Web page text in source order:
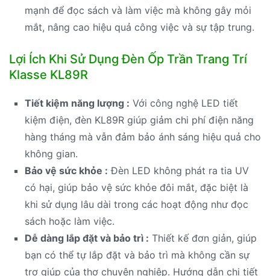
mạnh để đọc sách và làm việc mà không gây mỏi
mắt, nâng cao hiệu quả công việc và sự tập trung.
Lợi Ích Khi Sử Dụng Đèn Ốp Trần Trang Trí
Klasse KL89R
Tiết kiệm năng lượng : Với công nghệ LED tiết
kiệm điện, đèn KL89R giúp giảm chi phí điện năng
hàng tháng mà vẫn đảm bảo ánh sáng hiệu quả cho
không gian.
Bảo vệ sức khỏe : Đèn LED không phát ra tia UV
có hại, giúp bảo vệ sức khỏe đôi mắt, đặc biệt là
khi sử dụng lâu dài trong các hoạt động như đọc
sách hoặc làm việc.
Dễ dàng lắp đặt và bảo trì : Thiết kế đơn giản, giúp
bạn có thể tự lắp đặt và bảo trì mà không cần sự
trợ giúp của thợ chuyên nghiệp. Hướng dẫn chi tiết